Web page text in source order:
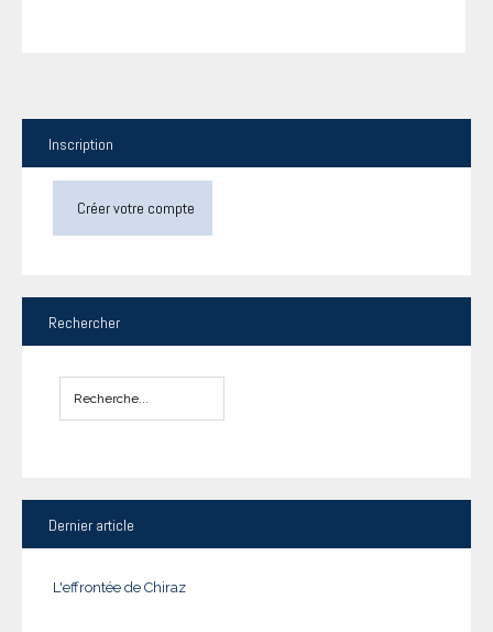
Inscription
Créer votre compte
Rechercher
Dernier article
L'effrontée de Chiraz